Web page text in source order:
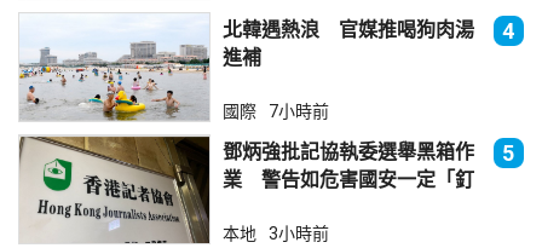
北韓遇熱浪 官媒推喝狗肉湯
進補
4
國際 7小時前
鄧炳強批記協執委選舉黑箱作
業 警告如危害國安一定「釘
5
本地 3小時前